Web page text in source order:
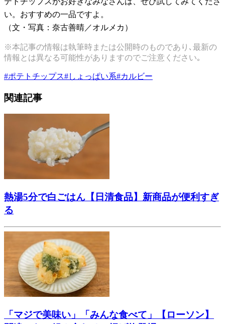
い。おすすめの一品ですよ。
（文・写真：奈古善晴／オルメカ）
※本記事の情報は執筆時または公開時のものであり､最新の
情報とは異なる可能性がありますのでご注意ください｡
#ポテトチップス#しょっぱい系#カルビー
関連記事
熱湯5分で白ごはん【日清食品】新商品が便利すぎ
る
「マジで美味い」「みんな食べて」【ローソン】